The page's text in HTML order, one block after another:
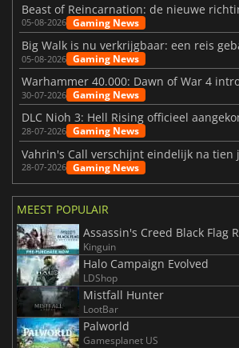
05-08-2026 Gaming News
05-08-2026 Gaming News
30-07-2026 Gaming News
DLC Nioh 3: Hell Rising officieel
28-07-2026 Gaming News
28-07-2026 Gaming News
MEEST POPULAIR
Assassin's Creed Black Flag
Kinguin
Halo Campaign Evolved
LDShop
Mistfall Hunter
LootBar
Palworld
Gamesplanet US